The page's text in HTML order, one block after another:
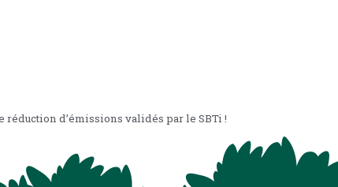
réduction d’émissions validés par le SBTi !